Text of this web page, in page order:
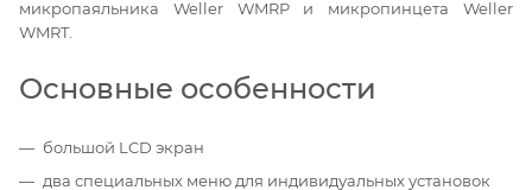
микропаяльника Weller WMRP и микропинцета Weller
WMRT.
Основные особенности
большой LCD экран
два специальных меню для индивидуальных установок